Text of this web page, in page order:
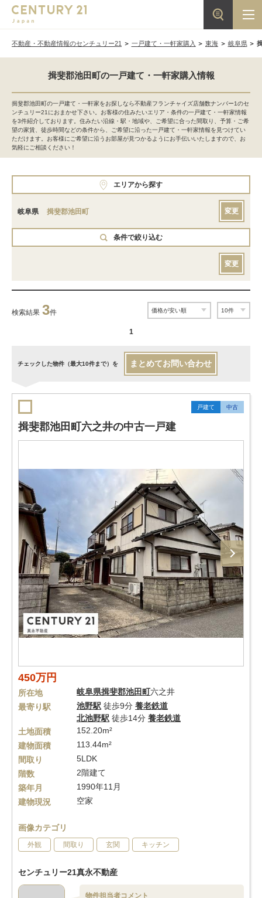
不動産・不動産情報のセンチュリー21 一戸建て・一軒家購入 東海 岐阜県
揖斐郡池田町の一戸建て・一軒家購入情報
揖斐郡池田町の一戸建て・一軒家をお探しなら不動産フランチャイズ店舗数ナンバー1のセ
ンチュリー21におまかせ下さい。お客様の住みたいエリア・条件の一戸建て・一軒家情報
を3件紹介しております。住みたい沿線・駅・地域や、ご希望に合った間取り、予算・ご希
望の家賃、徒歩時間などの条件から、ご希望に沿った一戸建て・一軒家情報を見つけてい
ただけます。お客様にご希望に沿うお部屋が見つかるようにお手伝いいたしますので、お
気軽にご相談ください！
エリアから探す
岐阜県 揖斐郡池田町 変更
条件で絞り込む
変更
検索結果 3件
1
チェックした物件（最大10件まで）を まとめてお問い合わせ
戸建て 中古
揖斐郡池田町六之井の中古一戸建
450万円
所在地 岐阜県揖斐郡池田町六之井
最寄り駅
池野駅 徒歩9分 養老鉄道
北池野駅 徒歩14分 養老鉄道
土地面積
152.20m²
建物面積
113.44m²
間取り
5LDK
階数
2階建て
築年月
1990年11月
建物現況
空家
画像カテゴリ
外観 間取り 玄関 キッチン
センチュリー21真永不動産
物件担当者コメント